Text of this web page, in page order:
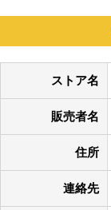
ストア名
販売者名
住所
連絡先